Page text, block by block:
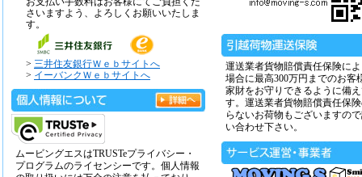
さいますよう、よろしくお願いいたしま
す。
> 三井住友銀行Ｗｅｂサイトへ
> イーバンクＷｅｂサイトへ
ムービングエスはTRUSTeプライバシー・
プログラムのライセンシーです。個人情報
運送業者貨物賠償責任保険に
場合に最高300万円までのお客
家財をお守りできるように備
す。運送業者貨物賠償責任保
らないお荷物もございますの
い合わせ下さい。